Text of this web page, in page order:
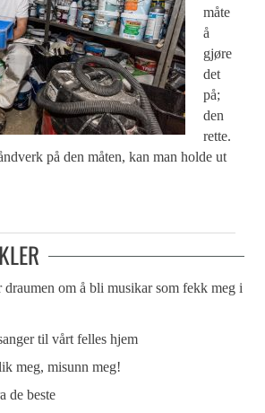
måte
å
gjøre
det
på;
den
rette.
på den måten, kan man holde ut
draumen om å bli musikar som fekk meg i
til vårt felles hjem
meg, misunn meg!
de beste